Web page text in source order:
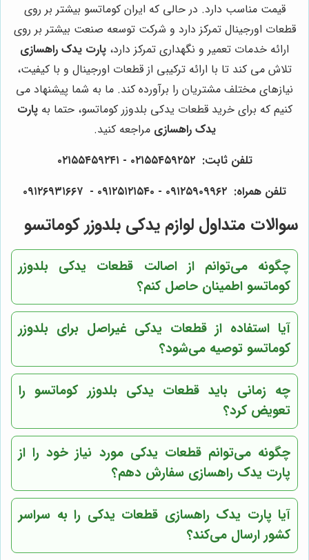
قیمت مناسب دارد. در حالی که ایران کوماتسو بیشتر بر روی
قطعات اورجینال تمرکز دارد و شرکت توسعه صنعت بیشتر بر روی
ارائه خدمات تعمیر و نگهداری تمرکز دارد، پارت یدک راهسازی
تلاش می کند تا با ارائه ترکیبی از قطعات اورجینال و با کیفیت،
نیازهای مختلف مشتریان را برآورده کند. ما به شما پیشنهاد می
کنیم که برای خرید قطعات یدکی بلدوزر کوماتسو، حتما بهپارت
یدک راهسازی مراجعه کنید.
تلفن ثابت: ۰۲۱۵۵۴۵۹۲۵۲ - ۰۲۱۵۵۴۵۹۲۴۱
تلفن همراه: ۰۹۱۲۵۹۰۹۹۶۲ - ۰۹۱۲۵۱۲۱۵۴۰‌‌‌ - ۰۹۱۲۶۹۳۱۶۶۷
سوالات متداول لوازم یدکی بلدوزر کوماتسو
چگونه می‌توانم از اصالت قطعات یدکی بلدوزر
کوماتسو اطمینان حاصل کنم؟
آیا استفاده از قطعات یدکی غیراصل برای بلدوزر
کوماتسو توصیه می‌شود؟
چه زمانی باید قطعات یدکی بلدوزر کوماتسو را
تعویض کرد؟
چگونه می‌توانم قطعات یدکی مورد نیاز خود را از
پارت یدک راهسازی سفارش دهم؟
آیا پارت یدک راهسازی قطعات یدکی را به سراسر
کشور ارسال می‌کند؟